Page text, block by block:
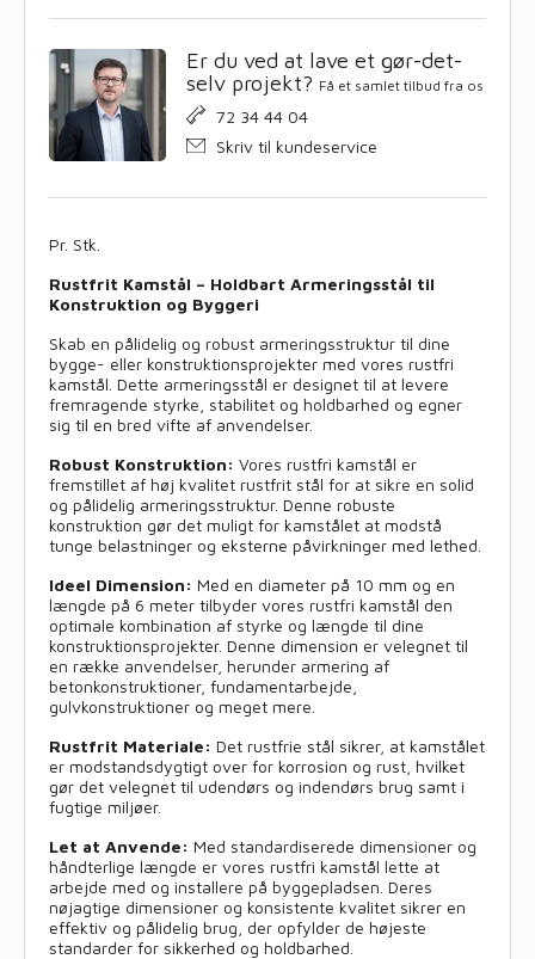
Er du ved at lave et gør-det-
selv projekt? Få et samlet tilbud fra os
72 34 44 04
Skriv til kundeservice
Pr. Stk.
Rustfrit Kamstål – Holdbart Armeringsstål til
Konstruktion og Byggeri
Skab en pålidelig og robust armeringsstruktur til dine
bygge- eller konstruktionsprojekter med vores rustfri
kamstål. Dette armeringsstål er designet til at levere
fremragende styrke, stabilitet og holdbarhed og egner
sig til en bred vifte af anvendelser.
Robust Konstruktion: Vores rustfri kamstål er
fremstillet af høj kvalitet rustfrit stål for at sikre en solid
og pålidelig armeringsstruktur. Denne robuste
konstruktion gør det muligt for kamstålet at modstå
tunge belastninger og eksterne påvirkninger med lethed.
Ideel Dimension: Med en diameter på 10 mm og en
længde på 6 meter tilbyder vores rustfri kamstål den
optimale kombination af styrke og længde til dine
konstruktionsprojekter. Denne dimension er velegnet til
en række anvendelser, herunder armering af
betonkonstruktioner, fundamentarbejde,
gulvkonstruktioner og meget mere.
Rustfrit Materiale: Det rustfrie stål sikrer, at kamstålet
er modstandsdygtigt over for korrosion og rust, hvilket
gør det velegnet til udendørs og indendørs brug samt i
fugtige miljøer.
Let at Anvende: Med standardiserede dimensioner og
håndterlige længde er vores rustfri kamstål lette at
arbejde med og installere på byggepladsen. Deres
nøjagtige dimensioner og konsistente kvalitet sikrer en
effektiv og pålidelig brug, der opfylder de højeste
standarder for sikkerhed og holdbarhed.